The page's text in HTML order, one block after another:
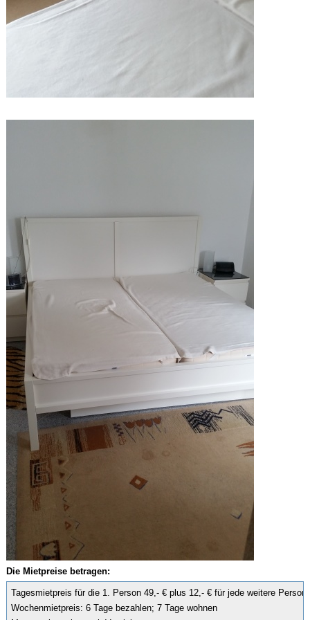
Die Mietpreise betragen:
Tagesmietpreis für die 1. Person 49,- € plus 12,- € für jede weitere
Wochenmietpreis: 6 Tage bezahlen; 7 Tage wohnen